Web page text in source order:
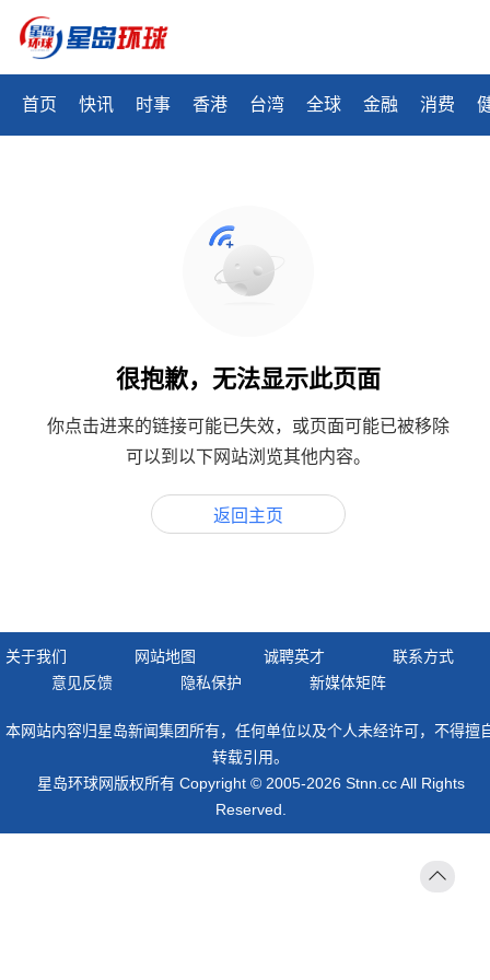
首页 快讯 时事 香港 台湾 全球 金融 消费
很抱歉，无法显示此页面
你点击进来的链接可能已失效，或页面可能已被移除
可以到以下网站浏览其他内容。
返回主页
关于我们 网站地图 诚聘英才
联系方式
意见反馈
隐私保护 新媒体矩阵
本网站内容归星岛新闻集团所有，任何单位以及个人未经许可，不得擅
转载引用。
星岛环球网版权所有 Copyright © 2005-2026 Stnn.cc All Rights
Reserved.